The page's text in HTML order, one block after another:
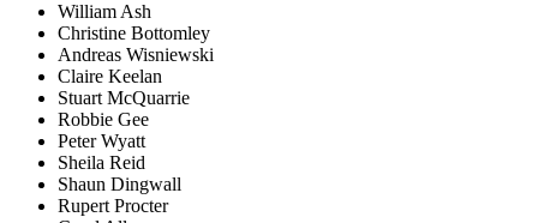
William Ash
Christine Bottomley
Andreas Wisniewski
Claire Keelan
Stuart McQuarrie
Robbie Gee
Peter Wyatt
Sheila Reid
Shaun Dingwall
Rupert Procter